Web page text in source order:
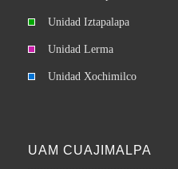
Unidad Iztapalapa
Unidad Lerma
Unidad Xochimilco
UAM CUAJIMALPA